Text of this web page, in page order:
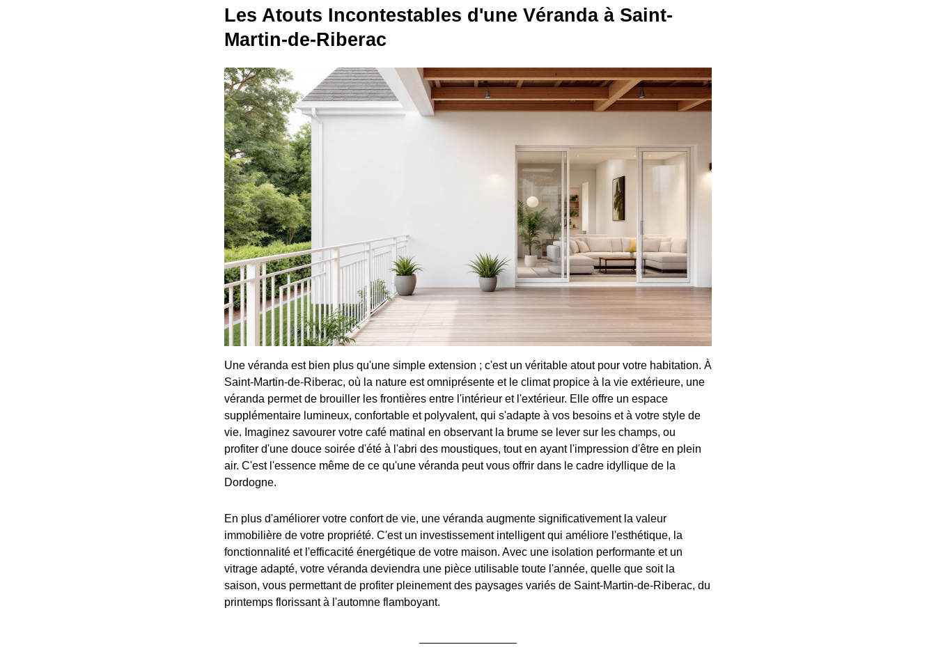
Les Atouts Incontestables d'une Véranda à Saint-
Martin-de-Riberac
Une véranda est bien plus qu'une simple extension ; c'est un véritable atout pour votre habitation. À
Saint-Martin-de-Riberac, où la nature est omniprésente et le climat propice à la vie extérieure, une
véranda permet de brouiller les frontières entre l'intérieur et l'extérieur. Elle offre un espace
supplémentaire lumineux, confortable et polyvalent, qui s'adapte à vos besoins et à votre style de
vie. Imaginez savourer votre café matinal en observant la brume se lever sur les champs, ou
profiter d'une douce soirée d'été à l'abri des moustiques, tout en ayant l'impression d'être en plein
air. C'est l'essence même de ce qu'une véranda peut vous offrir dans le cadre idyllique de la
Dordogne.
En plus d'améliorer votre confort de vie, une véranda augmente significativement la valeur
immobilière de votre propriété. C'est un investissement intelligent qui améliore l'esthétique, la
fonctionnalité et l'efficacité énergétique de votre maison. Avec une isolation performante et un
vitrage adapté, votre véranda deviendra une pièce utilisable toute l'année, quelle que soit la
saison, vous permettant de profiter pleinement des paysages variés de Saint-Martin-de-Riberac, du
printemps florissant à l'automne flamboyant.